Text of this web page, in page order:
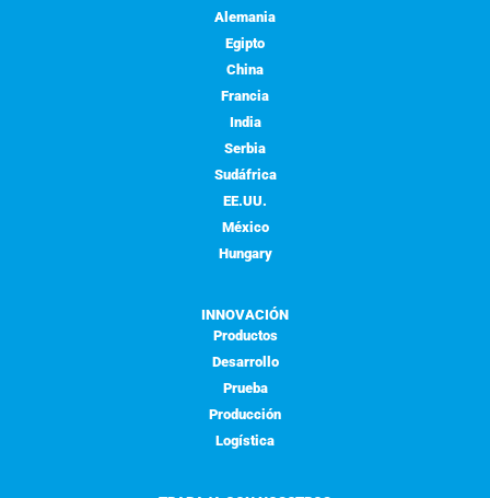
Alemania
Egipto
China
Francia
India
Serbia
Sudáfrica
EE.UU.
México
Hungary
INNOVACIÓN
Productos
Desarrollo
Prueba
Producción
Logística